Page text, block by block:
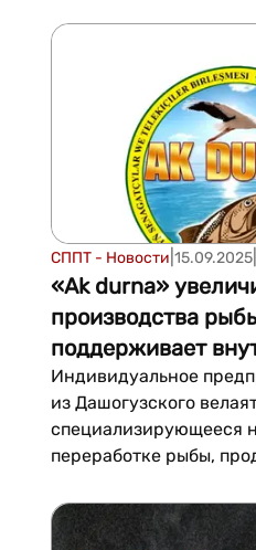
промышленной зоне
Туркменистана своими
редкими природными
ресурсами. Идея
СППТ - Новости 15.09.2025|
«Ak durna»
производства
поддерживает
Индивидуальное
из Дашогузского
специализирующееся
переработке рыбы,
мощности завода
перерабатывать до